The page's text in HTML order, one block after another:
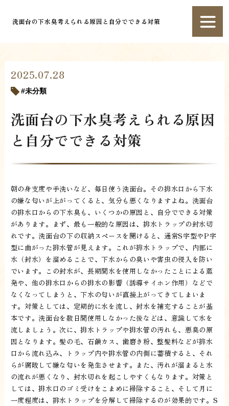
洗面台の下水臭考えられる原因と自分でできる対策
2025.07.28
未分類
洗面台の下水臭考えられる原因
と自分でできる対策
朝の身支度や手洗いなど、毎日使う洗面台。その排水口から下水
の嫌な匂いが上がってくると、気分も悪くなりますよね。洗面台
の排水口からの下水臭も、いくつかの原因と、自分でできる対策
があります。まず、最も一般的な原因は、排水トラップの封水切
れです。洗面台の下の収納スペースを開けると、通常S字型やP字
型に曲がった排水管が見えます。これが排水トラップで、内部に
水（封水）を溜めることで、下水からの臭いや害虫の侵入を防い
でいます。この封水が、長期間水を使用しなかったことによる蒸
発や、他の排水口からの排水の影響（誘導サイホン作用）などで
なくなってしまうと、下水の匂いが直接上がってきてしまいま
す。対策としては、定期的に水を流し、封水を補充することが基
本です。洗面台を数日間使用しなかった後などは、意識して水を
流しましょう。次に、排水トラップや排水管の汚れも、悪臭の原
因となります。髪の毛、石鹸カス、歯磨き粉、整髪料などが排水
口から流れ込み、トラップ内や排水管の内側に蓄積すると、それ
らが腐敗して嫌な匂いを発生させます。また、汚れが溜まると水
の流れが悪くなり、封水切れを起こしやすくもなります。対策と
しては、排水口のゴミ受けをこまめに掃除すること、そして月に
一度程度は、排水トラップを分解して掃除するのが効果的です。S